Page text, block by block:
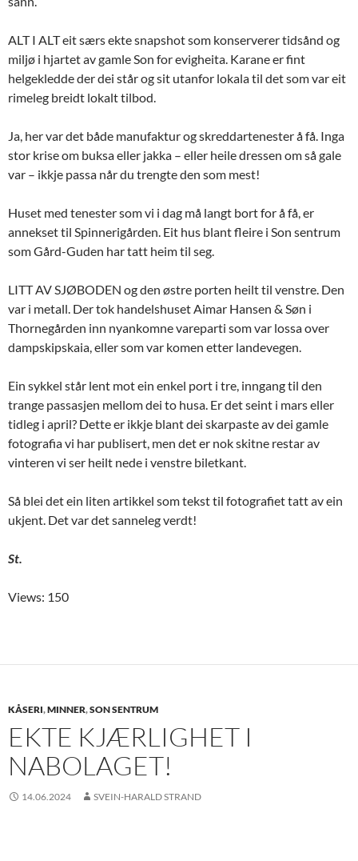
ALT I ALT eit særs ekte snapshot som konserverer tidsånd og
miljø i hjartet av gamle Son for evigheita. Karane er fint
helgekledde der dei står og sit utanfor lokala til det som var eit
rimeleg breidt lokalt tilbod.
Ja, her var det både manufaktur og skreddartenester å få. Inga
stor krise om buksa eller jakka – eller heile dressen om så gale
var – ikkje passa når du trengte den som mest!
Huset med tenester som vi i dag må langt bort for å få, er
annekset til Spinnerigården. Eit hus blant fleire i Son sentrum
som Gård-Guden har tatt heim til seg.
LITT AV SJØBODEN og den østre porten heilt til venstre. Den
var i metall. Der tok handelshuset Aimar Hansen & Søn i
Thornegården inn nyankomne vareparti som var lossa over
dampskipskaia, eller som var komen etter landevegen.
Ein sykkel står lent mot ein enkel port i tre, inngang til den
trange passasjen mellom dei to husa. Er det seint i mars eller
tidleg i april? Dette er ikkje blant dei skarpaste av dei gamle
fotografia vi har publisert, men det er nok skitne restar av
vinteren vi ser heilt nede i venstre biletkant.
Så blei det ein liten artikkel som tekst til fotografiet tatt av ein
ukjent. Det var det sanneleg verdt!
St.
Views: 150
KÅSERI,MINNER,SON SENTRUM
EKTE KJÆRLIGHET I
NABOLAGET!
14.06.2024 SVEIN-HARALD STRAND